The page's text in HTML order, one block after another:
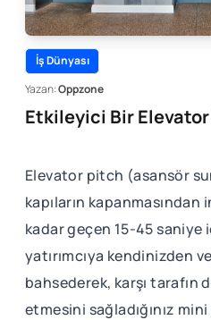
İş Dünyası
Yazan:Oppzone
Etkileyici Bir
Elevator pitch (asansör
kapıların
kadar geçen 15-45 saniye
yatırımcıya kendinizden
bahsederek, karşı tarafın
etmesini sağladığınız